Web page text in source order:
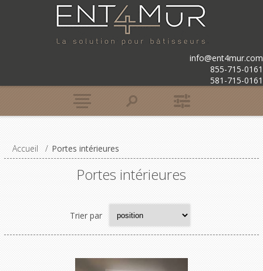
info@ent4mur.com
855-715-0161
581-715-0161
Accueil / Portes intérieures
Portes intérieures
Trier par